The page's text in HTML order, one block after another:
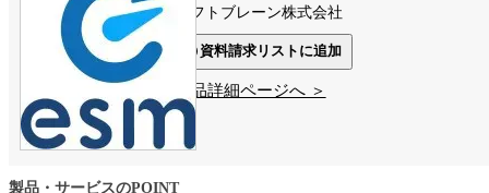
ソフトブレーン株式会社
資料請求リストに追加
製品詳細ページへ ＞
製品・サービスのPOINT